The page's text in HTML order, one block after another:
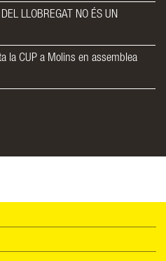
LLOBREGAT NO ÉS UN
la CUP a Molins en assemblea